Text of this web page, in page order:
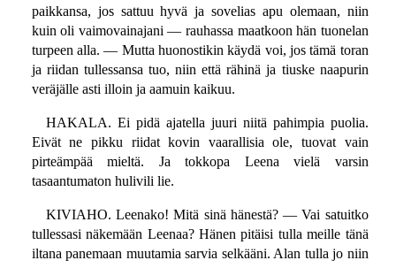
paikkansa, jos sattuu hyvä ja sovelias apu olemaan, niin
kuin oli vaimovainajani — rauhassa maatkoon hän tuonelan
turpeen alla. — Mutta huonostikin käydä voi, jos tämä toran
ja riidan tullessansa tuo, niin että rähinä ja tiuske naapurin
veräjälle asti illoin ja aamuin kaikuu.
HAKALA. Ei pidä ajatella juuri niitä pahimpia puolia.
Eivät ne pikku riidat kovin vaarallisia ole, tuovat vain
pirteämpää mieltä. Ja tokkopa Leena vielä varsin
tasaantumaton hulivili lie.
KIVIAHO. Leenako! Mitä sinä hänestä? — Vai satuitko
tullessasi näkemään Leenaa? Hänen pitäisi tulla meille tänä
iltana panemaan muutamia sarvia selkääni. Alan tulla jo niin